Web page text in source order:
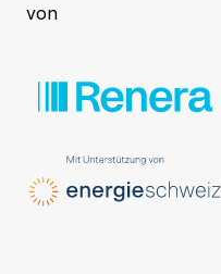
von